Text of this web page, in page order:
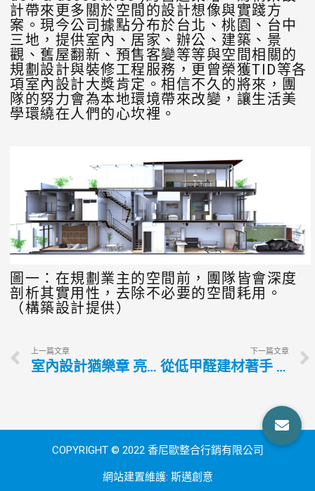
計帶來更多關於空間的設計想像與實踐方
案。現今公司據點分布於台北、桃園、台中
三地，提供室內、居家、辦公、建築、景
觀、舊屋翻新、預售客變等等與空間相關的
規劃設計與裝修工程服務，更曾榮獲TID等各
項室內設計大獎肯定。相信不久的將來，團
隊的努力會為本地環境帶來改變，讓生活美
學環繞在人們的心坎裡。
圖一：在規劃業主的空間前，團隊皆會深度
剖析其實用性，去除不必要的空間耗用。
（構築設計提供）
上一篇文章
室內設計猶樂章 亮點綻放巧思
下一篇文章
從低甲醛建材著手 保護家人環境安全
COPYRIGHT © 2022 香尼歐整合行銷有限公司
網站建置維護: 斯邁創意